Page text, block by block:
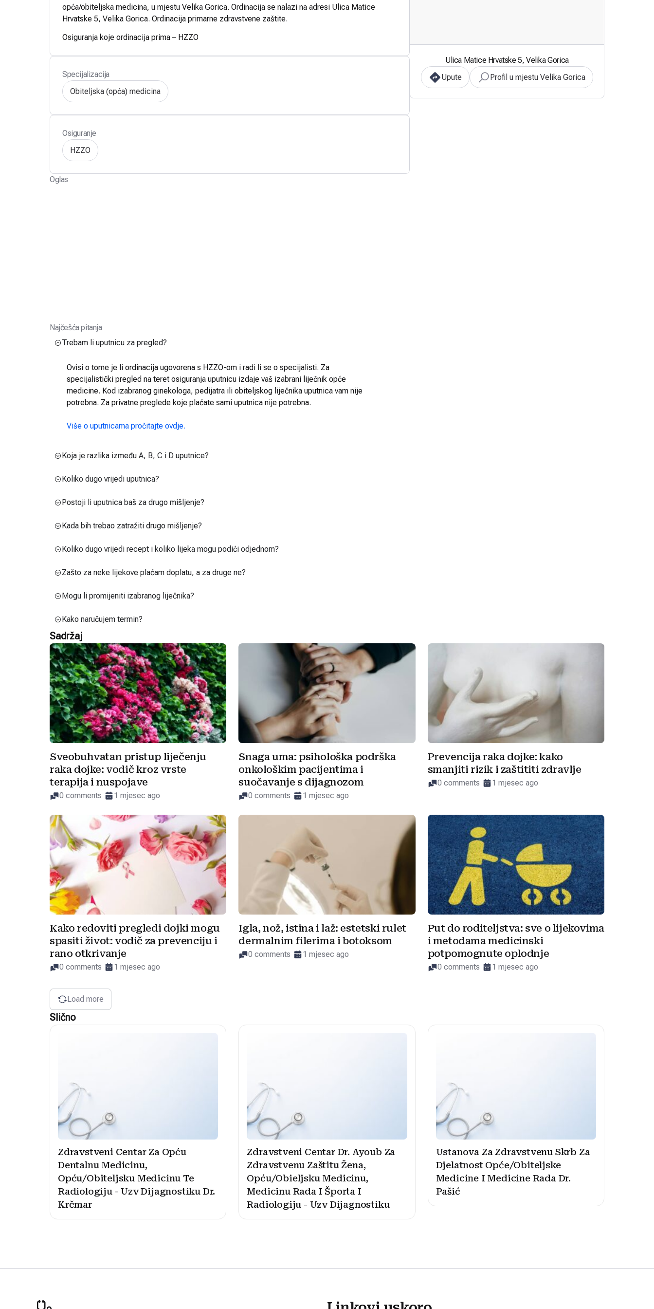
opća/obiteljska medicina, u mjestu Velika Gorica. Ordinacija se nalazi na adresi Ulica Matice
Hrvatske 5, Velika Gorica. Ordinacija primarne zdravstvene zaštite.
Osiguranja koje ordinacija prima – HZZO
Specijalizacija
Obiteljska (opća) medicina
Osiguranje
HZZO
Oglas
Ulica Matice Hrvatske 5, Velika Gorica
Upute
Profil u mjestu Velika Gorica
Najčešća pitanja
Trebam li uputnicu za pregled?
Ovisi o tome je li ordinacija ugovorena s HZZO-om i radi li se o specijalisti. Za
specijalistički pregled na teret osiguranja uputnicu izdaje vaš izabrani liječnik opće
medicine. Kod izabranog ginekologa, pedijatra ili obiteljskog liječnika uputnica vam nije
potrebna. Za privatne preglede koje plaćate sami uputnica nije potrebna.
Više o uputnicama pročitajte ovdje.
Koja je razlika između A, B, C i D uputnice?
Koliko dugo vrijedi uputnica?
Postoji li uputnica baš za drugo mišljenje?
Kada bih trebao zatražiti drugo mišljenje?
Koliko dugo vrijedi recept i koliko lijeka mogu podići odjednom?
Zašto za neke lijekove plaćam doplatu, a za druge ne?
Mogu li promijeniti izabranog liječnika?
Kako naručujem termin?
Sadržaj
Sveobuhvatan pristup liječenju
raka dojke: vodič kroz vrste
terapija i nuspojave
0 comments 1 mjesec ago
Snaga uma: psihološka podrška
onkološkim pacijentima i
suočavanje s dijagnozom
0 comments 1 mjesec ago
Prevencija raka dojke: kako
smanjiti rizik i zaštititi zdravlje
0 comments 1 mjesec ago
Kako redoviti pregledi dojki mogu
spasiti život: vodič za prevenciju i
rano otkrivanje
0 comments 1 mjesec ago
Igla, nož, istina i laž: estetski rulet
dermalnim filerima i botoksom
0 comments 1 mjesec ago
Put do roditeljstva: sve o lijekovima
i metodama medicinski
potpomognute oplodnje
0 comments 1 mjesec ago
Load more
Slično
Zdravstveni Centar Za Opću
Dentalnu Medicinu,
Opću/Obiteljsku Medicinu Te
Radiologiju - Uzv Dijagnostiku Dr.
Krčmar
Zdravstveni Centar Dr. Ayoub Za
Zdravstvenu Zaštitu Žena,
Opću/Obieljsku Medicinu,
Medicinu Rada I Športa I
Radiologiju - Uzv Dijagnostiku
Ustanova Za Zdravstvenu Skrb Za
Djelatnost Opće/Obiteljske
Medicine I Medicine Rada Dr.
Pašić